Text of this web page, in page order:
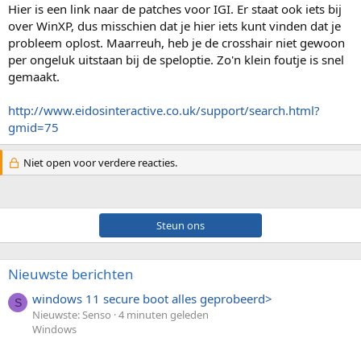
Hier is een link naar de patches voor IGI. Er staat ook iets bij
over WinXP, dus misschien dat je hier iets kunt vinden dat je
probleem oplost. Maarreuh, heb je de crosshair niet gewoon
per ongeluk uitstaan bij de speloptie. Zo'n klein foutje is snel
gemaakt.
http://www.eidosinteractive.co.uk/support/search.html?
gmid=75
Niet open voor verdere reacties.
Steun ons
Nieuwste berichten
S windows 11 secure boot alles geprobeerd>
Nieuwste: Senso 4 minuten geleden
Windows